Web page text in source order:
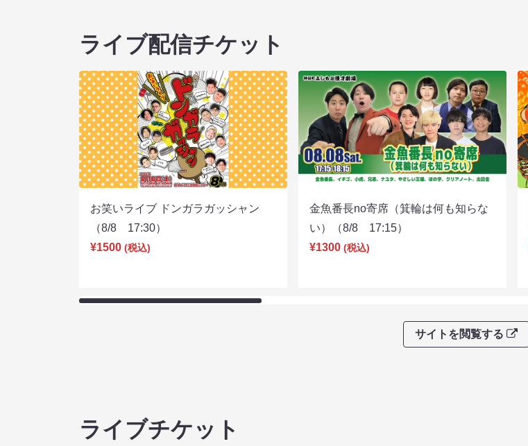
ライブ配信チケット
お笑いライブ ドンガラガッシャン
（8/8 17:30）
¥1500 (税込)
金魚番長no寄席（箕輪は何も知らな
い）（8/8 17:15）
¥1300 (税込)
サイトを閲覧する
ライブチケット